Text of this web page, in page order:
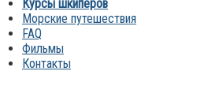
Курсы шкиперов
Морские путешествия
FAQ
Фильмы
Контакты